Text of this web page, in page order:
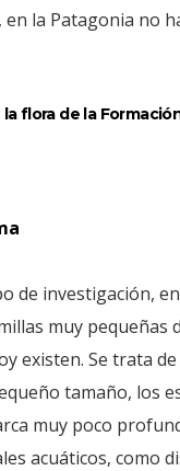
la Patagonia no
flora de la
de investigación,
muy pequeñas
existen. Se trata
tamaño, los
muy poco
acuáticos, como